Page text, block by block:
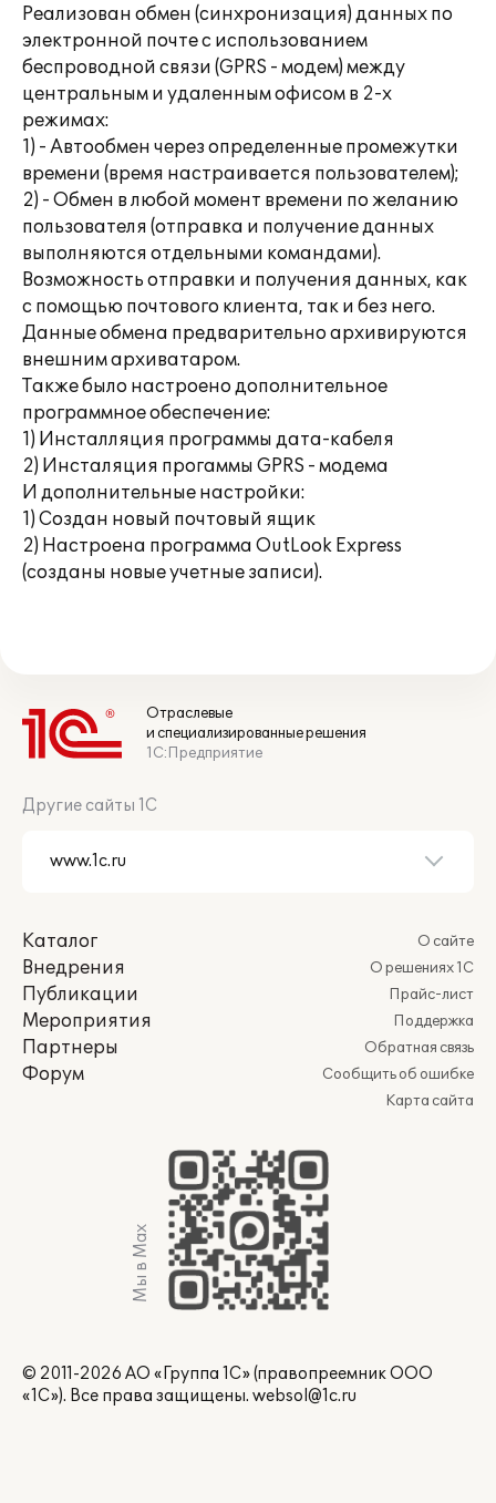
Реализован обмен (синхронизация) данных по
электронной почте с использованием
беспроводной связи (GPRS - модем) между
центральным и удаленным офисом в 2-х
режимах:
1) - Автообмен через определенные промежутки
времени (время настраивается пользователем);
2) - Обмен в любой момент времени по желанию
пользователя (отправка и получение данных
выполняются отдельными командами).
Возможность отправки и получения данных, как
с помощью почтового клиента, так и без него.
Данные обмена предварительно архивируются
внешним архиватаром.
Также было настроено дополнительное
программное обеспечение:
1) Инсталляция программы дата-кабеля
2) Инсталяция прогаммы GPRS - модема
И дополнительные настройки:
1) Создан новый почтовый ящик
2) Настроена программа OutLook Express
(созданы новые учетные записи).
Отраслевые
и специализированные решения
1С:Предприятие
Другие сайты 1С
Каталог
Внедрения
Публикации
Мероприятия
Партнеры
Форум
О сайте
О решениях 1С
Прайс-лист
Поддержка
Обратная связь
Сообщить об ошибке
Карта сайта
Мы в Max
© 2011-2026 АО «Группа 1С» (правопреемник ООО
«1С»). Все права защищены. websol@1c.ru